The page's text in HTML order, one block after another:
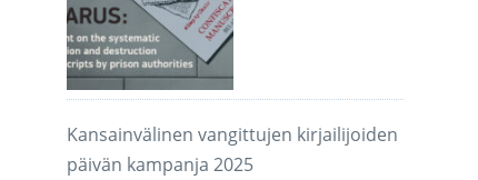
Kansainvälinen vangittujen kirjailijoiden
päivän kampanja 2025